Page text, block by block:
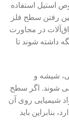
استیل استفاده
رفتن سطح فلز
در مجاورت
داشته شوند تا
شیشه و
شوند. اگر سطح
شیمیایی روی آن
بنابراین باید